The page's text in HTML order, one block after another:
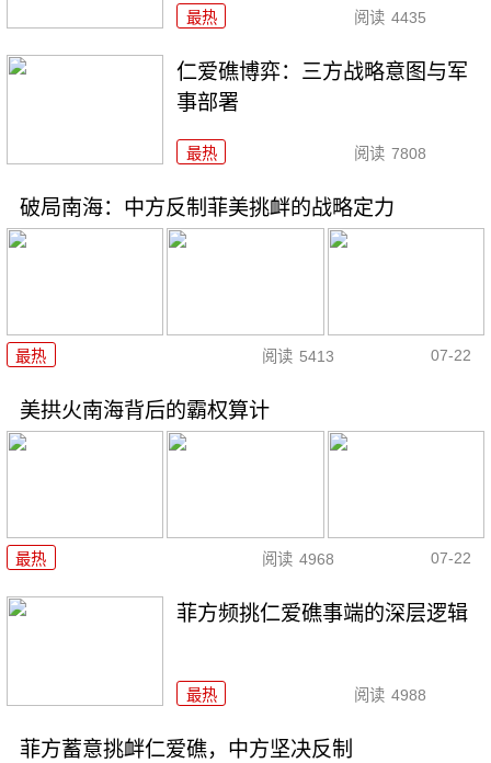
最热 阅读 4435
仁爱礁博弈：三方战略意图与军
事部署
最热 阅读 7808
破局南海：中方反制菲美挑衅的战略定力
最热 阅读 5413 07-22
美拱火南海背后的霸权算计
最热 阅读 4968 07-22
菲方频挑仁爱礁事端的深层逻辑
最热 阅读 4988
菲方蓄意挑衅仁爱礁，中方坚决反制